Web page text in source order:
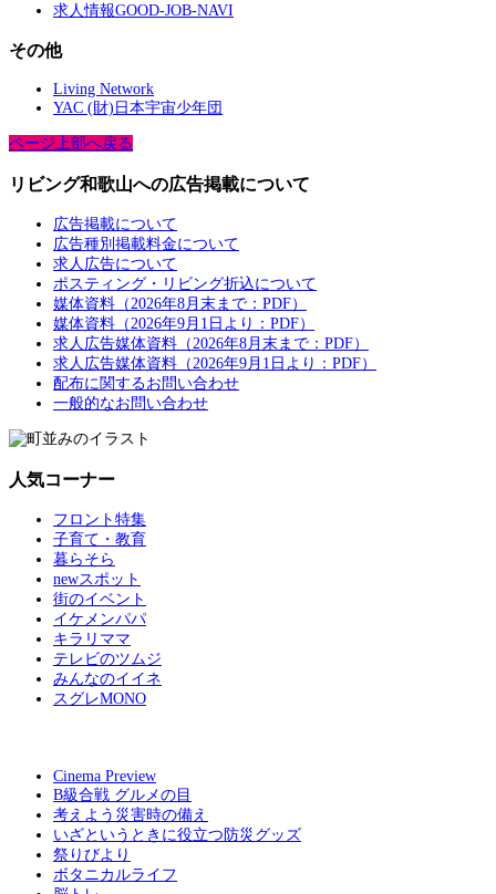
求人情報GOOD-JOB-NAVI
その他
Living Network
YAC (財)日本宇宙少年団
ページ上部へ戻る
リビング和歌山への広告掲載について
広告掲載について
広告種別掲載料金について
求人広告について
ポスティング・リビング折込について
媒体資料（2026年8月末まで：PDF）
媒体資料（2026年9月1日より：PDF）
求人広告媒体資料（2026年8月末まで：PDF）
求人広告媒体資料（2026年9月1日より：PDF）
配布に関するお問い合わせ
一般的なお問い合わせ
人気コーナー
フロント特集
子育て・教育
暮らそら
newスポット
街のイベント
イケメンパパ
キラリママ
テレビのツムジ
みんなのイイネ
スグレMONO
Cinema Preview
B級合戦 グルメの目
考えよう災害時の備え
いざというときに役立つ防災グッズ
祭りびより
ボタニカルライフ